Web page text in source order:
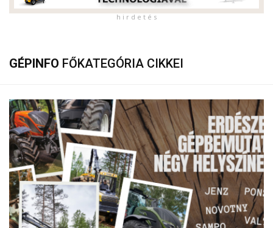
h i r d e t é s
GÉPINFO FŐKATEGÓRIA CIKKEI